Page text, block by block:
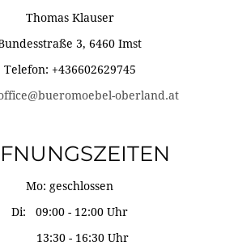
Thomas Klauser
3, 6460 Imst
Telefon: +436602629745
oberland.at
Mo: geschlossen
Di: 09:00 - 12:00 Uhr
13:30 - 16:30 Uhr